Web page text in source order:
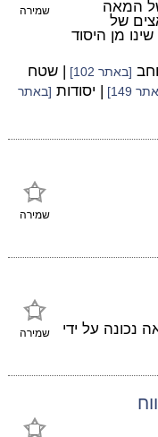
שמירה
המאה
של
מן היסוד
[באתר 102] | שטח
149] | יסודות [באתר
שמירה
שמירה
נכונה על ידי